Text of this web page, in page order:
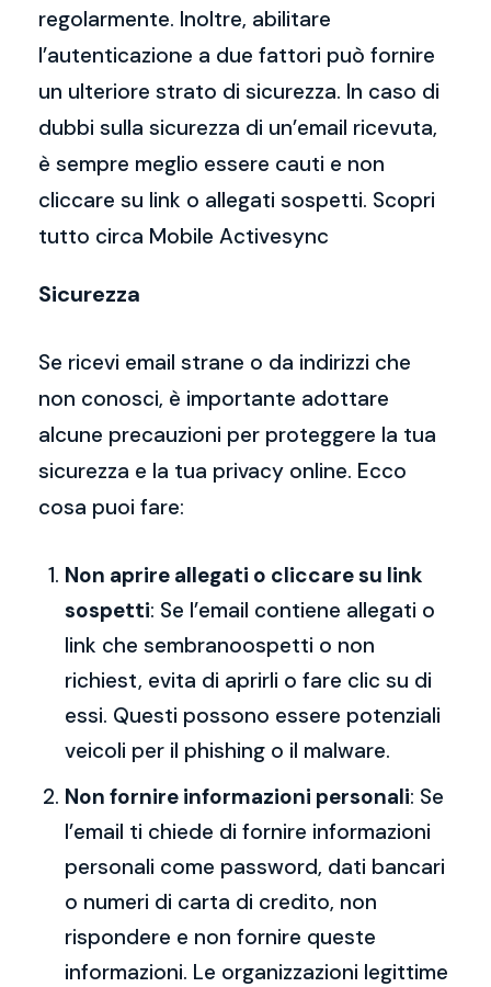
regolarmente. Inoltre, abilitare
l’autenticazione a due fattori può fornire
un ulteriore strato di sicurezza. In caso di
dubbi sulla sicurezza di un’email ricevuta,
è sempre meglio essere cauti e non
cliccare su link o allegati sospetti. Scopri
tutto circa Mobile Activesync
Sicurezza
Se ricevi email strane o da indirizzi che
non conosci, è importante adottare
alcune precauzioni per proteggere la tua
sicurezza e la tua privacy online. Ecco
cosa puoi fare:
Non aprire allegati o cliccare su link
sospetti: Se l’email contiene allegati o
link che sembranoospetti o non
richiest, evita di aprirli o fare clic su di
essi. Questi possono essere potenziali
veicoli per il phishing o il malware.
Non fornire informazioni personali: Se
l’email ti chiede di fornire informazioni
personali come password, dati bancari
o numeri di carta di credito, non
rispondere e non fornire queste
informazioni. Le organizzazioni legittime